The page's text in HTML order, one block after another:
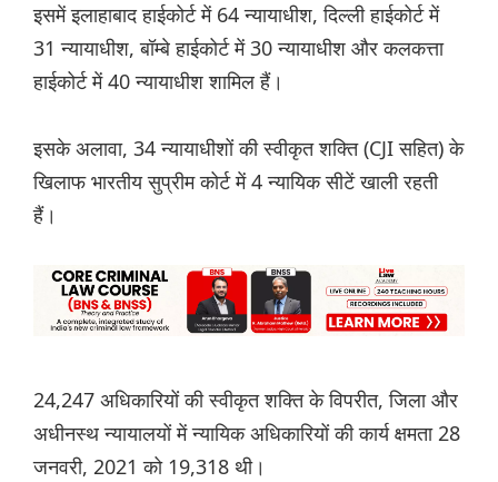
इसमें इलाहाबाद हाईकोर्ट में 64 न्यायाधीश, दिल्ली हाईकोर्ट में
31 न्यायाधीश, बॉम्बे हाईकोर्ट में 30 न्यायाधीश और कलकत्ता
हाईकोर्ट में 40 न्यायाधीश शामिल हैं।
इसके अलावा, 34 न्यायाधीशों की स्वीकृत शक्ति (CJI सहित) के
खिलाफ भारतीय सुप्रीम कोर्ट में 4 न्यायिक सीटें खाली रहती
हैं।
24,247 अधिकारियों की स्वीकृत शक्ति के विपरीत, जिला और
अधीनस्थ न्यायालयों में न्यायिक अधिकारियों की कार्य क्षमता 28
जनवरी, 2021 को 19,318 थी।